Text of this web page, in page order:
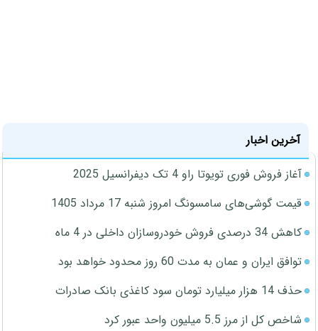
آخرین اخبار
آغاز فروش فوری تویوتا راو 4 تک دیفرانسیل 2025
قیمت گوشی‌های سامسونگ امروز شنبه 17 مرداد 1405
کاهش 34 درصدی فروش خودروسازان داخلی در 4 ماه
توافق ایران و عمان به مدت 60 روز محدود خواهد بود
حذف 14 هزار میلیارد تومان سود کاغذی بانک صادرات
شاخص کل از مرز 5.5 میلیون واحد عبور کرد